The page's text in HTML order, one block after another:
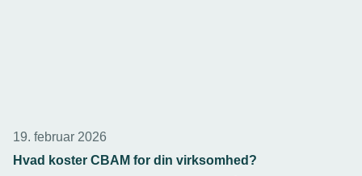
19. februar 2026
Hvad koster CBAM for din virksomhed?